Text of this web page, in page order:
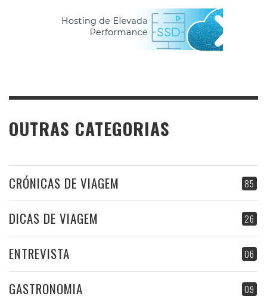
OUTRAS CATEGORIAS
85
CRÓNICAS DE VIAGEM
26
DICAS DE VIAGEM
06
ENTREVISTA
09
GASTRONOMIA